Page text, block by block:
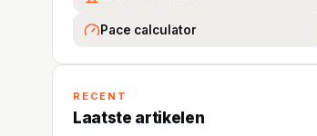
Pace calculator
RECENT
Laatste artikelen